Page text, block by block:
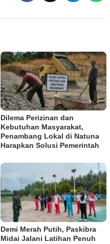
Dilema Perizinan dan
Kebutuhan Masyarakat,
Penambang Lokal di Natuna
Harapkan Solusi Pemerintah
Demi Merah Putih, Paskibra
Midai Jalani Latihan Penuh